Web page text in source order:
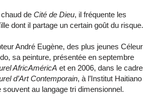
de Cité de Dieu, il fréquente les
dont il partage un certain goût du risque.
André Eugène, des plus jeunes Céleur
sa peinture, présentée en septembre
AfricAméricA et en 2006, dans le cadre
d’Art Contemporain, à l’Institut Haitiano
au langage tri dimensionnel.